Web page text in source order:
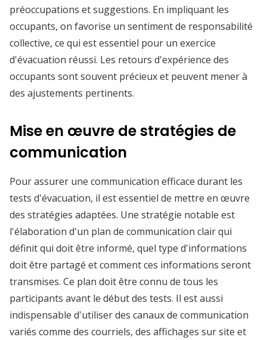
préoccupations et suggestions. En impliquant les
occupants, on favorise un sentiment de responsabilité
collective, ce qui est essentiel pour un exercice
d'évacuation réussi. Les retours d'expérience des
occupants sont souvent précieux et peuvent mener à
des ajustements pertinents.
Mise en œuvre de stratégies de
communication
Pour assurer une communication efficace durant les
tests d'évacuation, il est essentiel de mettre en œuvre
des stratégies adaptées. Une stratégie notable est
l'élaboration d'un plan de communication clair qui
définit qui doit être informé, quel type d'informations
doit être partagé et comment ces informations seront
transmises. Ce plan doit être connu de tous les
participants avant le début des tests. Il est aussi
indispensable d'utiliser des canaux de communication
variés comme des courriels, des affichages sur site et